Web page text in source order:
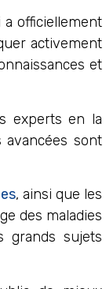
a officiellement
activement
et
experts en la
avancées sont
, ainsi que les
des maladies
grands sujets